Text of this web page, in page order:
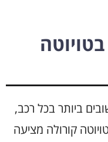
ביותר בכל רכב,
קורולה מציעה